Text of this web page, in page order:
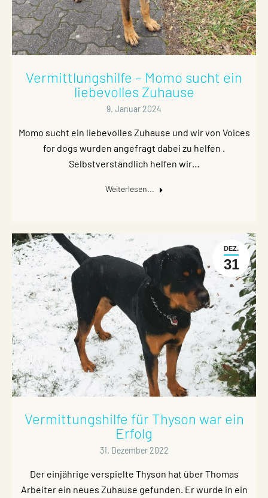
Vermittlungshilfe – Momo sucht ein
liebevolles Zuhause
9. Januar 2024
Momo sucht ein liebevolles Zuhause und wir von Voices
for dogs wurden angefragt dabei zu helfen .
Selbstverständlich helfen wir…
Weiterlesen...
DEZ.
31
Vermittungshilfe für Thyson war ein
Erfolg
31. Dezember 2022
Der einjährige verspielte Thyson hat über Thomas
Arbeiter ein neues Zuhause gefunden. Er wurde in ein